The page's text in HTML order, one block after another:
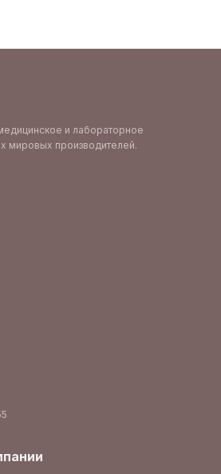
и лабораторное
мировых производителей.